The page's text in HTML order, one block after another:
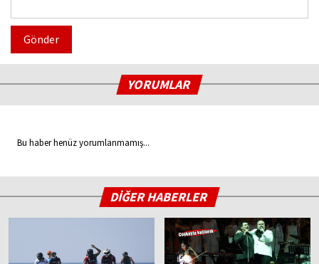
Gönder
YORUMLAR
Bu haber henüz yorumlanmamış...
DİĞER HABERLER